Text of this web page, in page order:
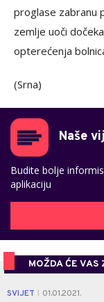
proglase zabranu
zemlje uoči
opterećenja
(Srna)
Naše
Budite bolje
aplikaciju
MOŽDA ĆE VAS
SVIJET 01.01.2021.